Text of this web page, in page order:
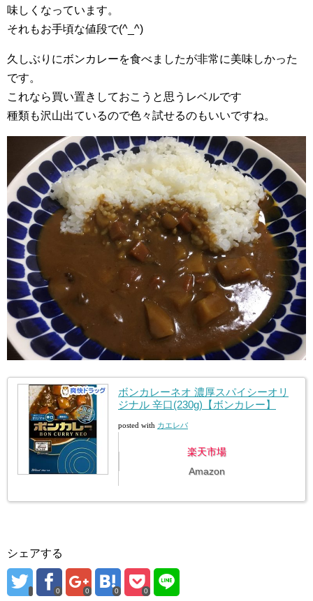
味しくなっています。
それもお手頃な値段で(^_^)
久しぶりにボンカレーを食べましたが非常に美味しかった
です。
これなら買い置きしておこうと思うレベルです
種類も沢山出ているので色々試せるのもいいですね。
ボンカレーネオ 濃厚スパイシーオリ
ジナル 辛口(230g)【ボンカレー】
posted with カエレバ
楽天市場
Amazon
シェアする
0 0 0 0